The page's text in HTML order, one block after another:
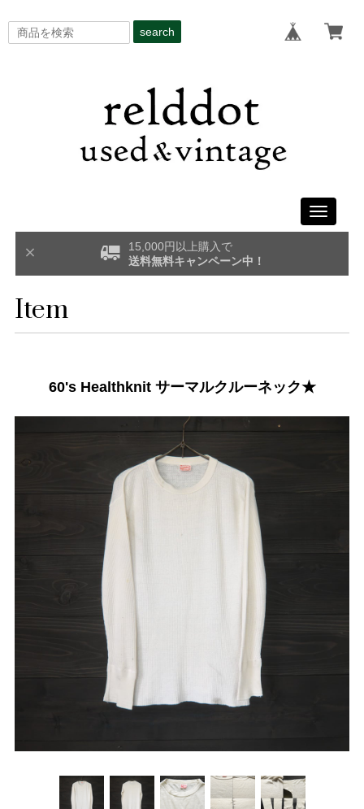
search
Toggle
15,000円以上購入で
送料無料キャンペーン中！
Item
60's Healthknit サーマルクルーネック★